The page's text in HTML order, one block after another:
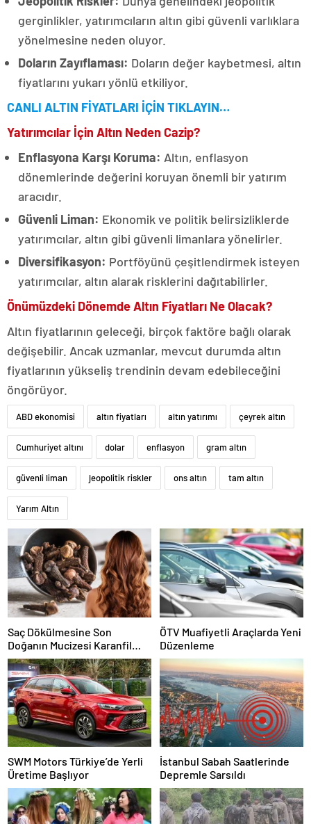
gerginlikler, yatırımcıların altın gibi güvenli varlıklara
yönelmesine neden oluyor.
Doların Zayıflaması: Doların değer kaybetmesi, altın
fiyatlarını yukarı yönlü etkiliyor.
CANLI ALTIN FİYATLARI İÇİN TIKLAYIN…
Yatırımcılar İçin Altın Neden Cazip?
Enflasyona Karşı Koruma: Altın, enflasyon
dönemlerinde değerini koruyan önemli bir yatırım
aracıdır.
Güvenli Liman: Ekonomik ve politik belirsizliklerde
yatırımcılar, altın gibi güvenli limanlara yönelirler.
Diversifikasyon: Portföyünü çeşitlendirmek isteyen
yatırımcılar, altın alarak risklerini dağıtabilirler.
Önümüzdeki Dönemde Altın Fiyatları Ne Olacak?
Altın fiyatlarının geleceği, birçok faktöre bağlı olarak
değişebilir. Ancak uzmanlar, mevcut durumda altın
fiyatlarının yükseliş trendinin devam edebileceğini
öngörüyor.
ABD ekonomisi altın fiyatları altın yatırımı çeyrek altın
Cumhuriyet altını dolar enflasyon gram altın
güvenli liman jeopolitik riskler ons altın tam altın
Yarım Altın
Saç Dökülmesine Son
Doğanın Mucizesi Karanfil
Kürü
ÖTV Muafiyetli Araçlarda Yeni
Düzenleme
SWM Motors Türkiye’de Yerli
Üretime Başlıyor
İstanbul Sabah Saatlerinde
Depremle Sarsıldı